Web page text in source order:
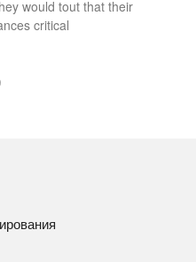
would tout that their
critical